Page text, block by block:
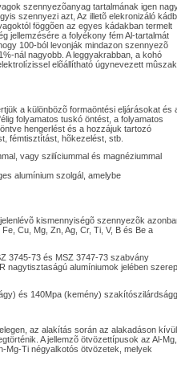
szennyezõanyag tartalmának igen
szennyezi azt, Az illetõ elekronizáló
föggõen az egyes kádakban termelt
jellemzésére a folyékony fém Al-tartalmát
100-ból levonják mindazon szennyezõ
nál nagyobb. A leggyakrabban, a kohó
elõállítható úgynevezett
a különbözõ formaöntési eljárásokat és
folyamatos tuskó öntést, a folyamatos
hengerlést és a hozzájuk tartozó
fémtisztítást, hõkezelést, stb.
vagy szilíciummal és magnéziummal
alumínium szolgál, amelybe
kismennyiségõ szennyezõk
Cu, Mg, Zn, Ag, Cr, Ti, V, B és Be a
3745-73 és MSZ 3747-73 szabvány
nagytisztaságú alumíniumok jelében
és 140Mpa (kemény)
az alakítás során az alakadáson
A jellemzõ ötvözettípusok az Al-Mg,
Mg-Ti négyalkotós ötvözetek, melyek